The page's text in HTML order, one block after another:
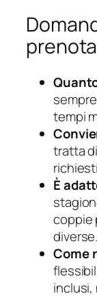
tempi
tratta
È
coppie
diverse.
Come
inclusi,